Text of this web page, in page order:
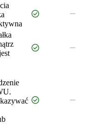
check_circle remove
check_circle remove
check_circle remove